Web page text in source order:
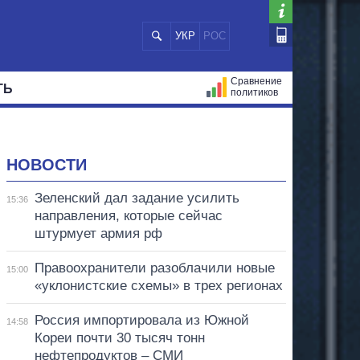
УКР РОС
Сравнение
политиков
НОВОСТИ
15:36
Зеленский дал задание усилить
направления, которые сейчас
штурмует армия рф
15:00
Правоохранители разоблачили новые
«уклонистские схемы» в трех регионах
14:58
Россия импортировала из Южной
Кореи почти 30 тысяч тонн
нефтепродуктов – СМИ